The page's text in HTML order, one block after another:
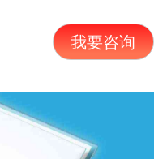
我要咨询